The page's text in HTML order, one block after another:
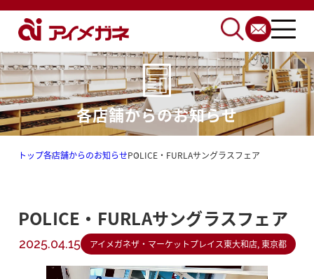
各店舗からのお知らせ
トップ各店舗からのお知らせPOLICE・FURLAサングラスフェア
POLICE・FURLAサングラスフェア
2025.04.15 アイメガネザ・マーケットプレイス東大和店, 東京都